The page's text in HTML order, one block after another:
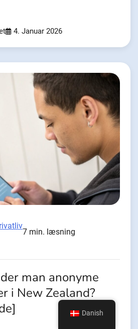
4. Januar 2026
7 min. læsning
man anonyme
i New Zealand?
Danish